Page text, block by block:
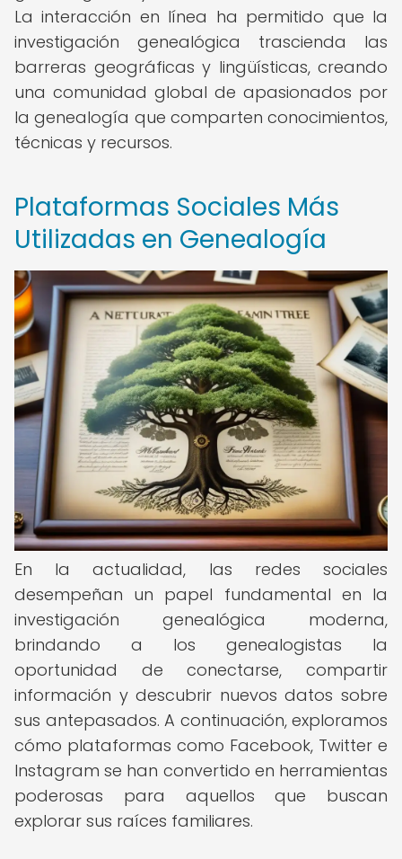
La interacción en línea ha permitido que la
investigación genealógica trascienda las
barreras geográficas y lingüísticas, creando
una comunidad global de apasionados por
la genealogía que comparten conocimientos,
técnicas y recursos.
Plataformas Sociales Más
Utilizadas en Genealogía
En la actualidad, las redes sociales
desempeñan un papel fundamental en la
investigación genealógica moderna,
brindando a los genealogistas la
oportunidad de conectarse, compartir
información y descubrir nuevos datos sobre
sus antepasados. A continuación, exploramos
cómo plataformas como Facebook, Twitter e
Instagram se han convertido en herramientas
poderosas para aquellos que buscan
explorar sus raíces familiares.